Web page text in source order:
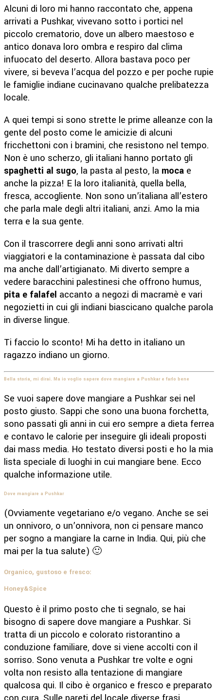
Alcuni di loro mi hanno raccontato che, appena
arrivati a Pushkar, vivevano sotto i portici nel
piccolo crematorio, dove un albero maestoso e
antico donava loro ombra e respiro dal clima
infuocato del deserto. Allora bastava poco per
vivere, si beveva l’acqua del pozzo e per poche rupie
le famiglie indiane cucinavano qualche prelibatezza
locale.
A quei tempi si sono strette le prime alleanze con la
gente del posto come le amicizie di alcuni
fricchettoni con i bramini, che resistono nel tempo.
Non è uno scherzo, gli italiani hanno portato gli
spaghetti al sugo, la pasta al pesto, la moca e
anche la pizza! E la loro italianità, quella bella,
fresca, accogliente. Non sono un’italiana all’estero
che parla male degli altri italiani, anzi. Amo la mia
terra e la sua gente.
Con il trascorrere degli anni sono arrivati altri
viaggiatori e la contaminazione è passata dal cibo
ma anche dall’artigianato. Mi diverto sempre a
vedere baracchini palestinesi che offrono humus,
pita e falafel accanto a negozi di macramè e vari
negozietti in cui gli indiani biascicano qualche parola
in diverse lingue.
Ti faccio lo sconto! Mi ha detto in italiano un
ragazzo indiano un giorno.
Bella storia, mi dirai. Ma io voglio sapere dove mangiare a Pushkar e farlo bene
Se vuoi sapere dove mangiare a Pushkar sei nel
posto giusto. Sappi che sono una buona forchetta,
sono passati gli anni in cui ero sempre a dieta ferrea
e contavo le calorie per inseguire gli ideali proposti
dai mass media. Ho testato diversi posti e ho la mia
lista speciale di luoghi in cui mangiare bene. Ecco
qualche informazione utile.
Dove mangiare a Pushkar
(Ovviamente vegetariano e/o vegano. Anche se sei
un onnivoro, o un’onnivora, non ci pensare manco
per sogno a mangiare la carne in India. Qui, più che
mai per la tua salute) 🙂
Organico, gustoso e fresco:
Honey&Spice
Questo è il primo posto che ti segnalo, se hai
bisogno di sapere dove mangiare a Pushkar. Si
tratta di un piccolo e colorato ristorantino a
conduzione familiare, dove si viene accolti con il
sorriso. Sono venuta a Pushkar tre volte e ogni
volta non resisto alla tentazione di mangiare
qualcosa qui. Il cibo è organico e fresco e preparato